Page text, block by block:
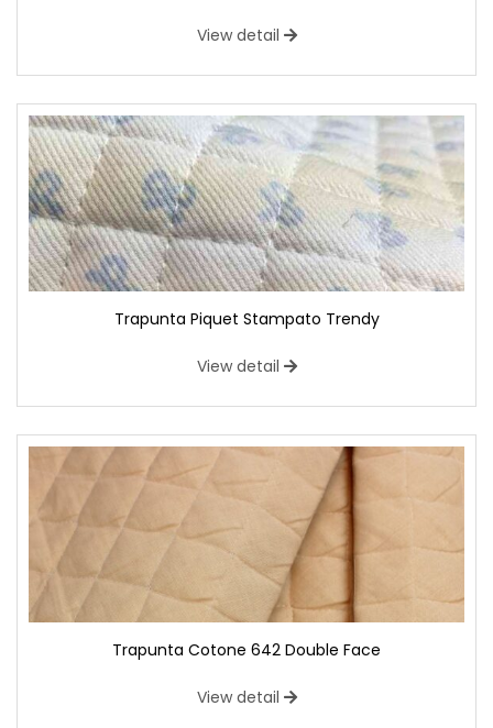
View detail
Trapunta Piquet Stampato Trendy
View detail
Trapunta Cotone 642 Double Face
View detail